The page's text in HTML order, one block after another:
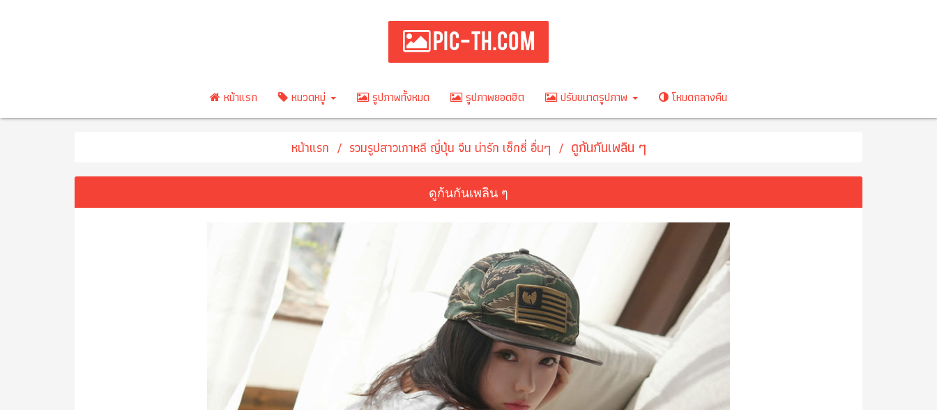
PIC-TH.COM
หน้าแรก หมวดหมู่ รูปภาพทั้งหมด รูปภาพยอดฮิต ปรับขนาดรูปภาพ โหมดกลางคืน
หน้าแรก รวมรูปสาวเกาหลี ญี่ปุ่น จีน น่ารัก เซ็กซี่ อื่นๆ ดูก้นกันเพลิน ๆ
ดูก้นกันเพลิน ๆ